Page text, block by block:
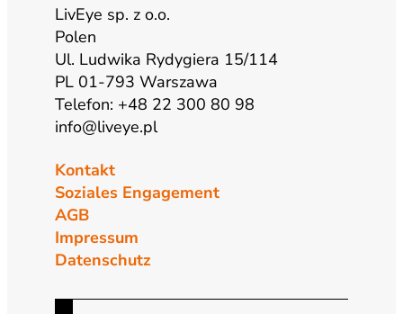
LivEye sp. z o.o.
Polen
Ul. Ludwika Rydygiera 15/114
PL 01-793 Warszawa
Telefon: +48 22 300 80 98
info@liveye.pl
Kontakt
Soziales Engagement
AGB
Impressum
Datenschutz